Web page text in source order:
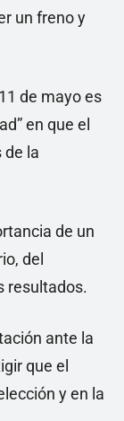
un freno y
de mayo es
en que el
de la
de un
del
resultados.
ante la
que el
y en la